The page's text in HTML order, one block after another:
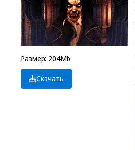
Размер: 204Mb
Скачать